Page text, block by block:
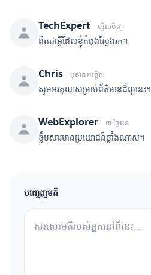
TechExpert ម្សិលមិញ
ពិតជាអ្វីដែលខ្ញុំកំពុងស្វែងរក។
Chris មុននេះបន្តិច
សូមអរគុណសម្រាប់ព័ត៌មានដ៏ល្អនេះ។
WebExplorer ៣ ថ្ងៃមុន
ខ្លឹមសារមានប្រយោជន៍ខ្លាំងណាស់។
បញ្ចេញមតិ